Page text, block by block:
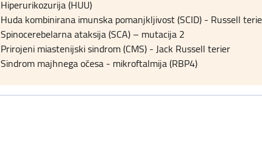
Hiperurikozurija (HUU)
Huda kombinirana imunska pomanjkljivost (SCID) - Russell
Spinocerebelarna ataksija (SCA) – mutacija 2
Prirojeni miastenijski sindrom (CMS) - Jack Russell terier
Sindrom majhnega očesa - mikroftalmija (RBP4)